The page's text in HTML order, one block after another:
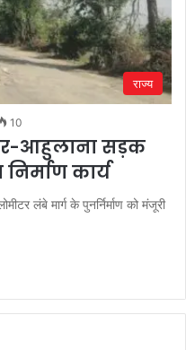
राज्य
10
आहुलाना सड़क
कार्य
लंबे मार्ग के पुनर्निर्माण को मंजूरी